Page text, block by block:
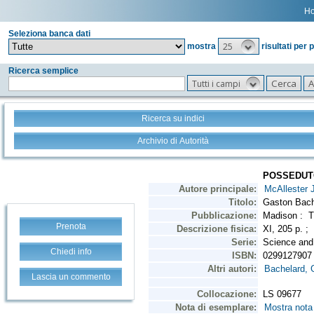
Seleziona banca dati
mostra
25 risultati per
Ricerca semplice
Tutti i campi
Ricerca su indici
Archivio di Autorità
Prenota
Chiedi info
Lascia un commento